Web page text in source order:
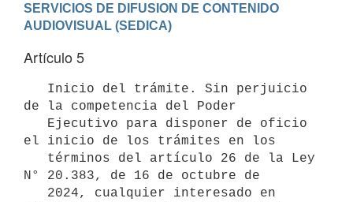
SERVICIOS DE DIFUSION DE CONTENIDO
AUDIOVISUAL (SEDICA)
Artículo 5
de la competencia del Poder
el inicio de los trámites en los
N° 20.383, de 16 de octubre de